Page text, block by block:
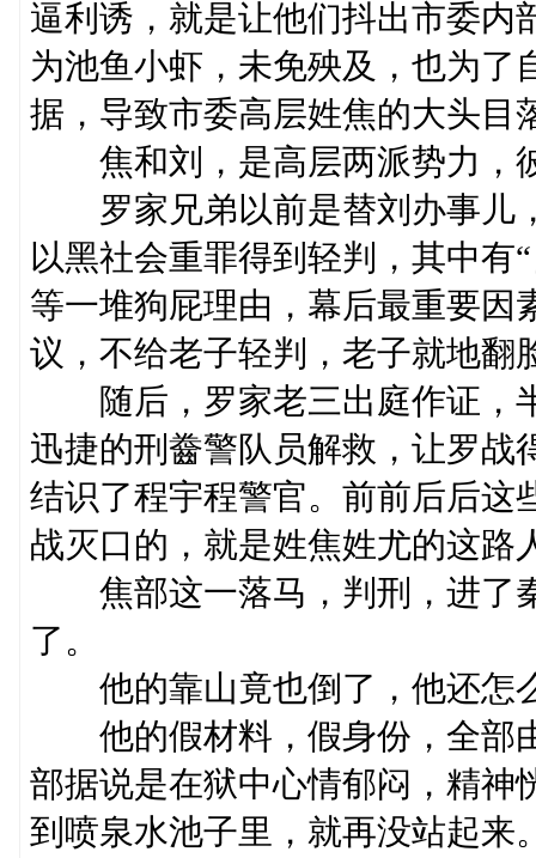
逼利诱，就是让他们抖出市委内
为池鱼小虾，未免殃及，也为了
据，导致市委高层姓焦的大头目
焦和刘，是高层两派势力，
罗家兄弟以前是替刘办事儿
以黑社会重罪得到轻判，其中有
等一堆狗屁理由，幕后最重要因
议，不给老子轻判，老子就地翻
随后，罗家老三出庭作证，
迅捷的刑齤警队员解救，让罗战
结识了程宇程警官。前前后后这
战灭口的，就是姓焦姓尤的这路
焦部这一落马，判刑，进了
了。
他的靠山竟也倒了，他还怎
他的假材料，假身份，全部
部据说是在狱中心情郁闷，精神
到喷泉水池子里，就再没站起来